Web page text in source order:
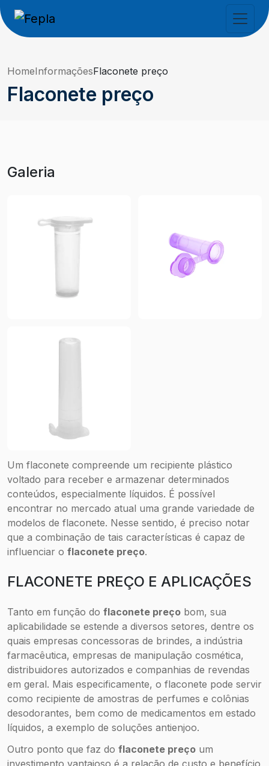
HomeInformaçõesFlaconete preço
Flaconete preço
Galeria
Um flaconete compreende um recipiente plástico
voltado para receber e armazenar determinados
conteúdos, especialmente líquidos. É possível
encontrar no mercado atual uma grande variedade de
modelos de flaconete. Nesse sentido, é preciso notar
que a combinação de tais características é capaz de
influenciar o flaconete preço.
FLACONETE PREÇO E APLICAÇÕES
Tanto em função do flaconete preço bom, sua
aplicabilidade se estende a diversos setores, dentre os
quais empresas concessoras de brindes, a indústria
farmacêutica, empresas de manipulação cosmética,
distribuidores autorizados e companhias de revendas
em geral. Mais especificamente, o flaconete pode servir
como recipiente de amostras de perfumes e colônias
desodorantes, bem como de medicamentos em estado
líquidos, a exemplo de soluções antienjoo.
Outro ponto que faz do flaconete preço um
investimento vantajoso é a relação de custo e benefício